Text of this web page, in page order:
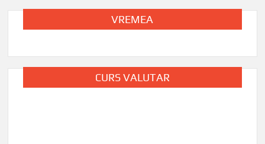
VREMEA
CURS VALUTAR